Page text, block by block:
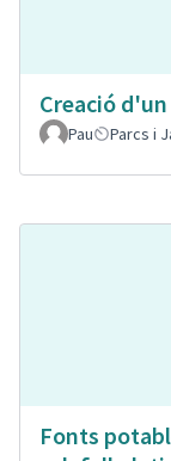
Creació
Pau
Parcs i
Fonts